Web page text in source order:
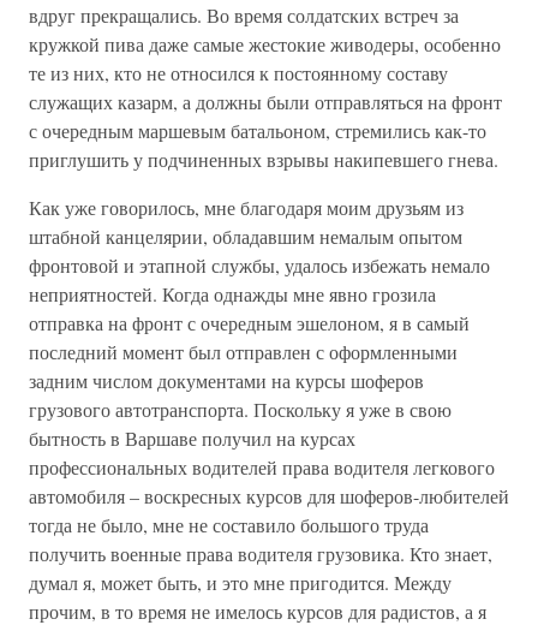
вдруг прекращались. Во время солдатских встреч за
кружкой пива даже самые жестокие живодеры, особенно
те из них, кто не относился к постоянному составу
служащих казарм, а должны были отправляться на фронт
с очередным маршевым батальоном, стремились как-то
приглушить у подчиненных взрывы накипевшего гнева.
Как уже говорилось, мне благодаря моим друзьям из
штабной канцелярии, обладавшим немалым опытом
фронтовой и этапной службы, удалось избежать немало
неприятностей. Когда однажды мне явно грозила
отправка на фронт с очередным эшелоном, я в самый
последний момент был отправлен с оформленными
задним числом документами на курсы шоферов
грузового автотранспорта. Поскольку я уже в свою
бытность в Варшаве получил на курсах
профессиональных водителей права водителя легкового
автомобиля – воскресных курсов для шоферов-любителей
тогда не было, мне не составило большого труда
получить военные права водителя грузовика. Кто знает,
думал я, может быть, и это мне пригодится. Между
прочим, в то время не имелось курсов для радистов, а я